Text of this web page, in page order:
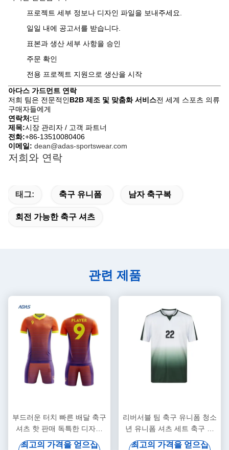
프로젝트 세부 정보나 디자인 파일을 보내주세요.
일일 내에 공고서를 받습니다.
표본과 생산 세부 사항을 승인
주문 확인
전용 프로젝트 지원으로 생산을 시작
아다스 가드먼트 연락
저희 팀은 전문적인B2B 제조 및 맞춤화 서비스전 세계 스포츠 의류
구매자들에게
연락처:딘
제목:시장 관리자 / 고객 파트너
전화:+86-13510080406
이메일: dean@adas-sportswear.com
저희와 연락
태그: 축구 유니폼 남자 축구복
회전 가능한 축구 셔츠
관련 제품
부드러운 터치 빠른 배달 축구
셔츠 핫 판매 독특한 디자인
클럽을위한 축구 유니폼
최고의 가격을 얻으십
리버서블 팀 축구 유니폼 청소
년 유니폼 셔츠 세트 축구 의
류
최고의 가격을 얻으십